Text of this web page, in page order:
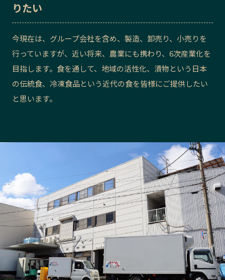
埼玉エリア
東京23区エリア
多摩エリア
神奈川エリア
新潟エリア
富山エリア
石川エリア
福井エリア
山梨エリア
長野エリア
岐阜エリア
静岡エリア
堺・泉州エリア
兵庫エリア
奈良エリア
和歌山エリア
鳥取エリア
島根エリア
岡山エリア
広島エリア
山口エリア
徳島エリア
香川エリア
高知エリア
佐賀エリア
長崎エリア
りたい
今現在は、グループ会社を含め、製造、卸売り、小売りを
行っていますが、近い将来、農業にも携わり、6次産業化を
目指します。食を通して、地域の活性化、漬物という日本
の伝統食、冷凍食品という近代の食を皆様にご提供したい
と思います。